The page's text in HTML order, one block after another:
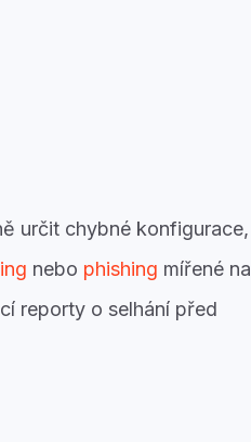
určit chybné konfigurace,
nebo phishing mířené na
reporty o selhání před